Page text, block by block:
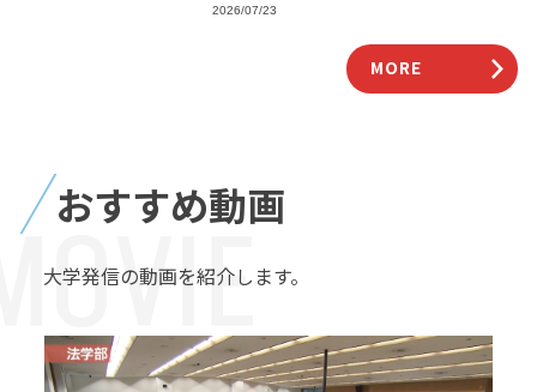
2026/07/23
MORE
おすすめ動画
大学発信の動画を紹介します。